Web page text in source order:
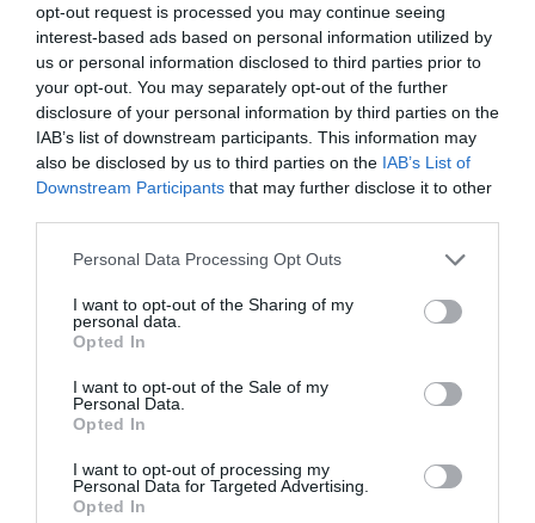
opt-out request is processed you may continue seeing
interest-based ads based on personal information utilized by
us or personal information disclosed to third parties prior to
your opt-out. You may separately opt-out of the further
disclosure of your personal information by third parties on the
IAB’s list of downstream participants. This information may
also be disclosed by us to third parties on the IAB’s List of
Downstream Participants that may further disclose it to other
Personal Data Processing Opt Outs
I want to opt-out of the Sharing of my
personal data.
Opted In
I want to opt-out of the Sale of my
Personal Data.
Opted In
I want to opt-out of processing my
Personal Data for Targeted Advertising.
Opted In